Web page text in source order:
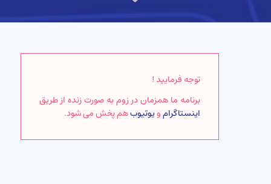
توجه فرمایید !
برنامه ما همزمان در زوم به صورت زنده از طریق
اینستاگرامویوتیوبهم پخش می شود.